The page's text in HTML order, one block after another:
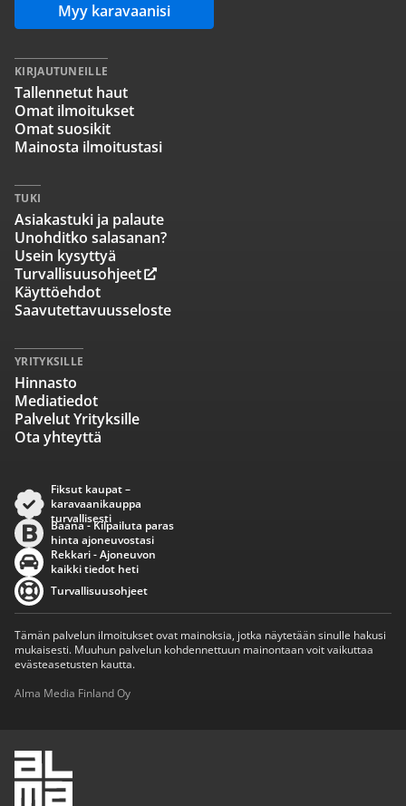
Myy karavaanisi
KIRJAUTUNEILLE
Tallennetut haut
Omat ilmoitukset
Omat suosikit
Mainosta ilmoitustasi
TUKI
Asiakastuki ja palaute
Unohditko salasanan?
Usein kysyttyä
Turvallisuusohjeet
Käyttöehdot
Saavutettavuusseloste
YRITYKSILLE
Hinnasto
Mediatiedot
Palvelut Yrityksille
Ota yhteyttä
Fiksut kaupat –
karavaanikauppa
turvallisesti
Baana - Kilpailuta paras
hinta ajoneuvostasi
Rekkari - Ajoneuvon
kaikki tiedot heti
Turvallisuusohjeet
Tämän palvelun ilmoitukset ovat mainoksia, jotka näytetään sinulle hakusi
mukaisesti. Muuhun palvelun kohdennettuun mainontaan voit vaikuttaa
evästeasetusten kautta.
Alma Media Finland Oy